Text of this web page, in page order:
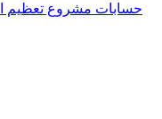
حسابات مشروع تعظيم